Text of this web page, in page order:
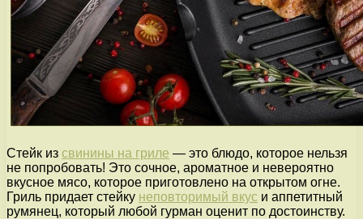
Стейк из свинины на гриле — это блюдо, которое нельзя
не попробовать! Это сочное, ароматное и невероятно
вкусное мясо, которое приготовлено на открытом огне.
Гриль придает стейку неповторимый вкус и аппетитный
румянец, который любой гурман оценит по достоинству.